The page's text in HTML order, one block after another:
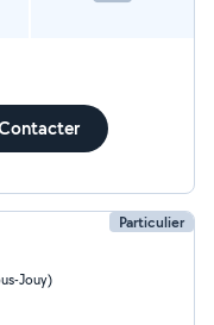
Particulier
Jouy)